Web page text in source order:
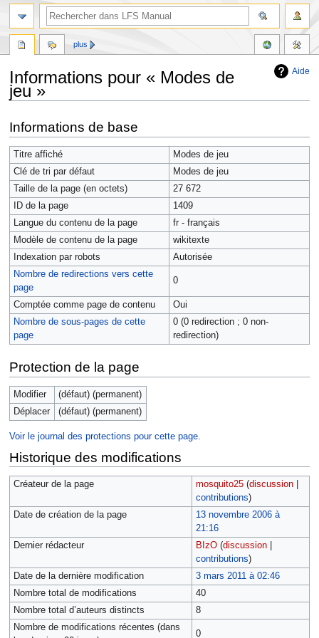
Aide
Informations pour « Modes de
jeu »
à
la
navigation
à
la
recherche
Informations de base
Titre affiché
Modes de jeu
Clé de tri par défaut
Modes de jeu
Taille de la page (en octets)
27 672
ID de la page
1409
Langue du contenu de la page
fr - français
Modèle de contenu de la page
wikitexte
Indexation par robots
Autorisée
Nombre de redirections vers cette
page
0
Comptée comme page de contenu
Oui
Nombre de sous-pages de cette
page
0 (0 redirection ; 0 non-
redirection)
Protection de la page
Modifier
(défaut) (permanent)
Déplacer
(défaut) (permanent)
Voir le journal des protections pour cette page.
Historique des modifications
Créateur de la page mosquito25 (discussion|
contributions)
Date de création de la page
13 novembre 2006 à
21:16
Dernier rédacteur
BIzO (discussion|
contributions)
Date de la dernière modification
3 mars 2011 à 02:46
Nombre total de modifications
40
Nombre total d’auteurs distincts
8
Nombre de modifications récentes (dans
0
plus